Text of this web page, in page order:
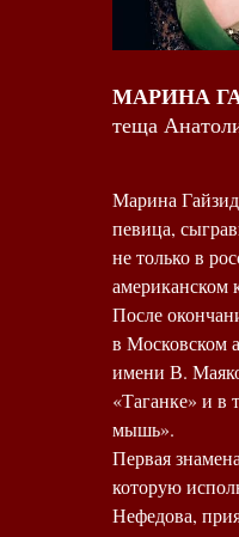
МАРИНА
теща
Марина
певица,
не только в
американском
После
в Московском
имени В.
«Таганке» и в
мышь».
Первая
которую
Нефедова,